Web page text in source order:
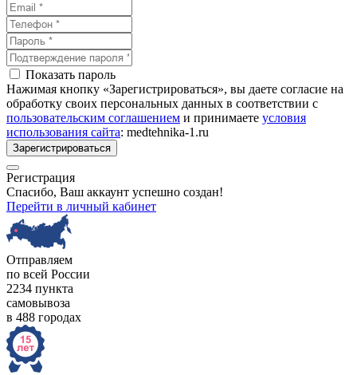
Показать пароль
Нажимая кнопку «Зарегистрироваться», вы даете согласие на
обработку своих персональных данных в соответствии с
пользовательским соглашением и принимаете условия
использования сайта: medtehnika-1.ru
Зарегистрироваться
Регистрация
Спасибо, Ваш аккаунт успешно создан!
Перейти в личный кабинет
Отправляем
по всей России
2234 пункта
самовывоза
в 488 городах